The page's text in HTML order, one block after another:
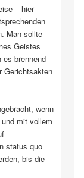
– hier
Man sollte
Geistes
es brennend
Gerichtsakten
wenn
mit vollem
status quo
bis die